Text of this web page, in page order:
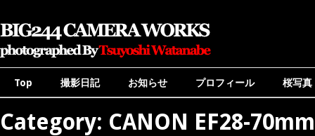
Top 撮影日記 お知らせ プロフィール 桜写真
Category: CANON EF28-